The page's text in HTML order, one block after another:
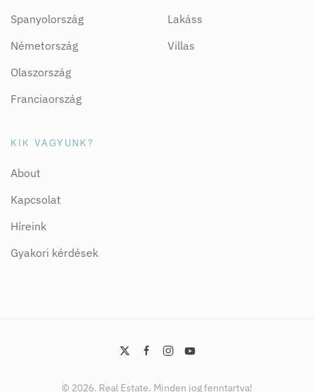
Spanyolország
Németország
Olaszország
Franciaország
Lakáss
Villas
KIK VAGYUNK?
About
Kapcsolat
Híreink
Gyakori kérdések
© 2026. Real Estate. Minden jog fenntartva!